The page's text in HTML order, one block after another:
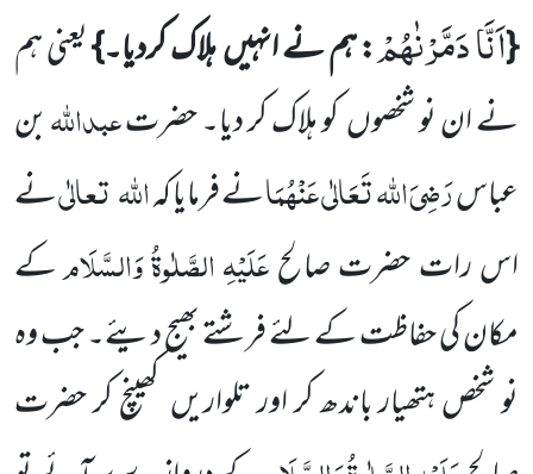
{اَنَّا دَمَّرْنٰهُمْ: ہم نے انہیں ہلاک کردیا۔}یعنی ہم
نے ان نو شخصوں کو ہلاک کر دیا۔ حضرتعبداللہبن
عباسرَضِیَاللہ تَعَالٰی عَنْہُمَانے فرمایا کہاللہتعالٰینے
اس رات حضرت صالحعَلَیْہِالصَّلٰوۃُوَالسَّلَامکے
مکان کی حفاظت کے لئے فرشتے بھیج دیئے۔ جب وہ
نو شخص ہتھیار باندھ کر اور تلواریں کھینچ کر حضرت